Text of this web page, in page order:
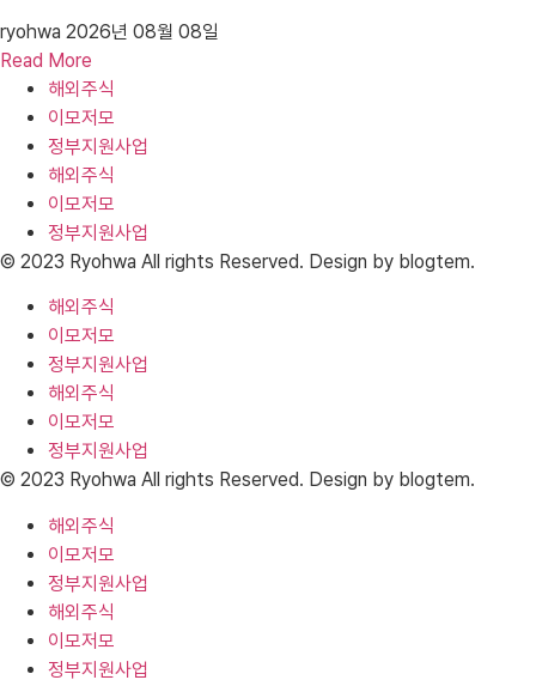
ryohwa 2026년 08월 08일
Read More
해외주식
이모저모
정부지원사업
해외주식
이모저모
정부지원사업
© 2023 Ryohwa All rights Reserved. Design by blogtem.
해외주식
이모저모
정부지원사업
해외주식
이모저모
정부지원사업
© 2023 Ryohwa All rights Reserved. Design by blogtem.
해외주식
이모저모
정부지원사업
해외주식
이모저모
정부지원사업